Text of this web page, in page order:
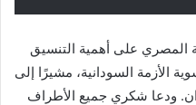
المصري على أهمية التنسيق
الأزمة السودانية، مشيرًا إلى
ودعا شكري جميع الأطراف